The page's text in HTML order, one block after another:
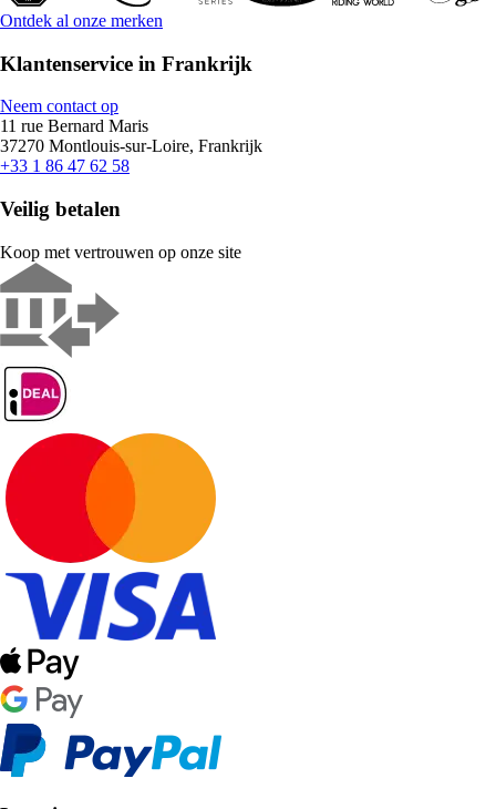
Ontdek al onze merken
Klantenservice in Frankrijk
Neem contact op
11 rue Bernard Maris
37270 Montlouis-sur-Loire, Frankrijk
+33 1 86 47 62 58
Veilig betalen
Koop met vertrouwen op onze site